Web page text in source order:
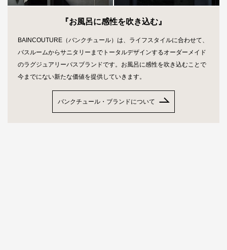
『お風呂に感性を吹き込む』
BAINCOUTURE（バンクチュール）は、ライフスタイルに合わせて、
バスルームからサニタリーまでトータルデザインするオーダーメイド
のラグジュアリーバスブランドです。お風呂に感性を吹き込むことで
今までにない新たな価値を提供していきます。
バンクチュール・ブランドについて